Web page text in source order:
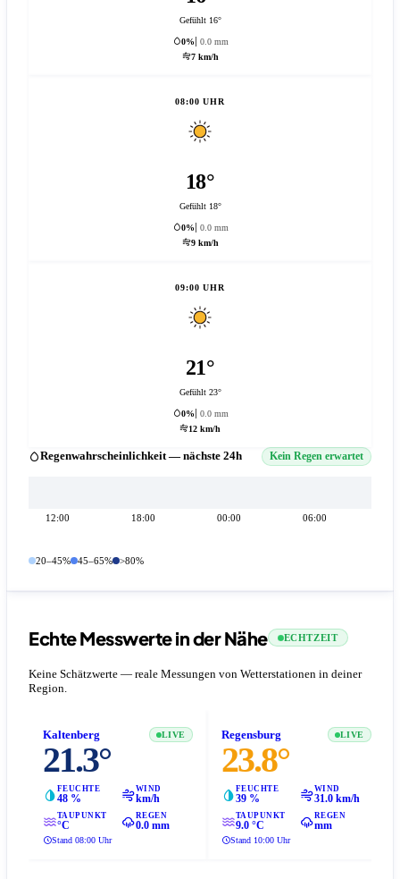
Gefühlt 16°
0%
0.0 mm
7 km/h
08:00 UHR
18°
Gefühlt 18°
0%
0.0 mm
9 km/h
09:00 UHR
21°
Gefühlt 23°
0%
0.0 mm
12 km/h
Regenwahrscheinlichkeit — nächste 24h Kein Regen erwartet
12:00 18:00 00:00 06:00
20–45% 45–65% >80%
Echte Messwerte in der Nähe ECHTZEIT
Keine Schätzwerte — reale Messungen von Wetterstationen in deiner
Region.
Kaltenberg LIVE
21.3°
FEUCHTE
48 %
WIND
km/h
TAUPUNKT
°C
REGEN
0.0 mm
Stand 08:00 Uhr
Regensburg LIVE
23.8°
FEUCHTE
39 %
WIND
31.0 km/h
TAUPUNKT
9.0 °C
REGEN
mm
Stand 10:00 Uhr